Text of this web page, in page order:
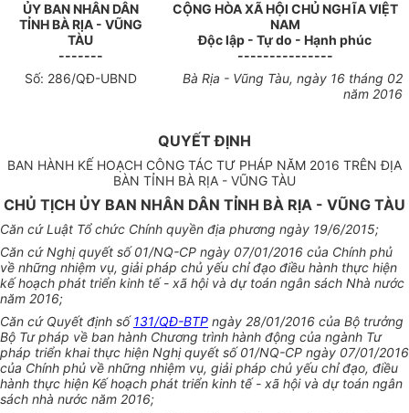
ỦY BAN NHÂN DÂN
TỈNHBÀ RỊA - VŨNG
TÀU
-------
CỘNG HÒA XÃ HỘI CHỦ NGHĨA VIỆT
NAM
Độc lập - Tự do - Hạnh phúc
---------------
Số: 286/QĐ-UBND Bà Rịa - Vũng Tàu, ngày 16tháng 02
năm 2016
QUYẾT ĐỊNH
BAN HÀNH KẾ HOẠCH CÔNG TÁC TƯ PHÁP NĂM 2016 TRÊN ĐỊA
BÀN TỈNH BÀ RỊA - VŨNG TÀU
CHỦ TỊCH ỦY BAN NHÂN DÂN TỈNH BÀ RỊA - VŨNG TÀU
Căn cứ Luật Tổ chức Chính quyền địa phương ngày 19/6/2015;
Căn cứNghị quyết số 01/NQ-CP ngày 07/01/2016 của Chính phủ
về những nhiệm vụ, giải pháp chủ yếu chỉ đạo điều hành thực hiện
kế hoạch phát triển kinh tế- xã hội và dự toán ngân sách Nhà nước
năm 2016;
Căn cứ Quyết định số131/QĐ-BTP ngày 28/01/2016 của Bộ trưởng
Bộ Tư pháp về ban hành Chương trình hành động của ngành Tư
pháp triển khai thực hiện Nghị quyết số 01/NQ-CP ngày 07/01/2016
của Chính phủ về những nhiệm vụ, giải pháp chủ yếu chỉ đạo, điều
hành thực hiện Kếhoạch phát triển kinh tế- xã hội và dự toán ngân
sách nhà nước năm 2016;